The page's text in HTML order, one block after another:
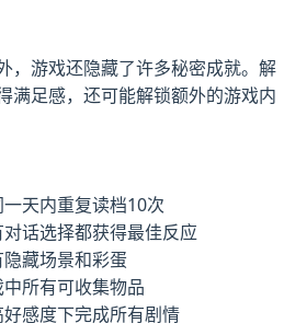
，游戏还隐藏了许多秘密成就。解
满足感，还可能解锁额外的游戏内
天内重复读档10次
话选择都获得最佳反应
藏场景和彩蛋
所有可收集物品
感度下完成所有剧情